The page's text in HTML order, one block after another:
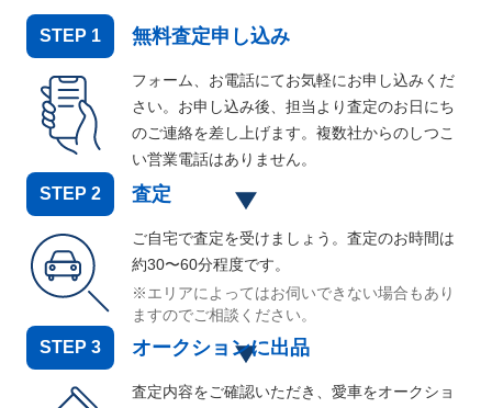
STEP 1 無料査定申し込み
フォーム、お電話にてお気軽にお申し込みくだ
さい。お申し込み後、担当より査定のお日にち
のご連絡を差し上げます。複数社からのしつこ
い営業電話はありません。
STEP 2 査定
ご自宅で査定を受けましょう。査定のお時間は
約30〜60分程度です。
※エリアによってはお伺いできない場合もあり
ますのでご相談ください。
STEP 3 オークションに出品
査定内容をご確認いただき、愛車をオークショ